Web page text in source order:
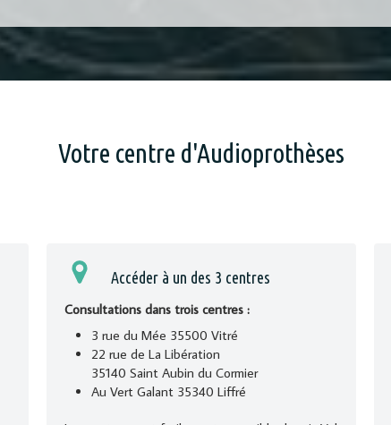
Votre centre d'Audioprothèses
Accéder à un des 3 centres
Consultations dans trois centres :
3 rue du Mée 35500 Vitré
22 rue de La Libération
35140 Saint Aubin du Cormier
Au Vert Galant 35340 Liffré